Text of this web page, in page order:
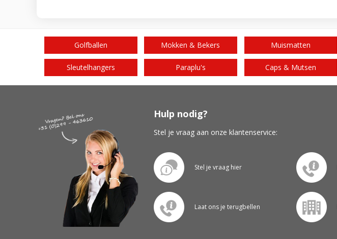
Golfballen Mokken & Bekers Muismatten
Sleutelhangers Paraplu's Caps & Mutsen
Hulp nodig?
Stel je vraag aan onze klantenservice:
Stel je vraag hier
Laat ons je terugbellen